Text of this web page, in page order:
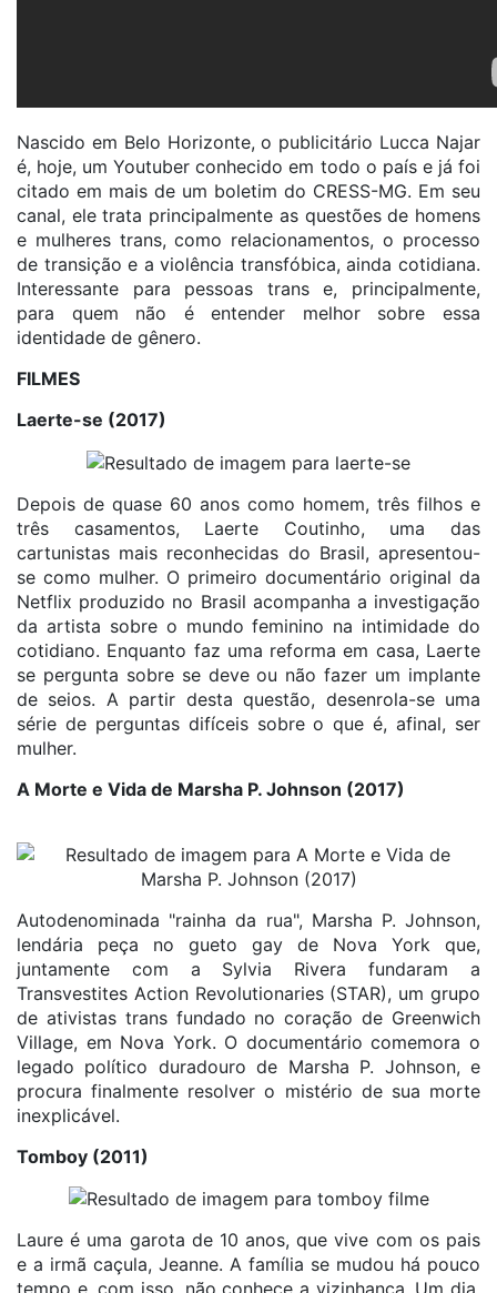
Nascido em Belo Horizonte, o publicitário Lucca Najar
é, hoje, um Youtuber conhecido em todo o país e já foi
citado em mais de um boletim do CRESS-MG. Em seu
canal, ele trata principalmente as questões de homens
e mulheres trans, como relacionamentos, o processo
de transição e a violência transfóbica, ainda cotidiana.
Interessante para pessoas trans e, principalmente,
para quem não é entender melhor sobre essa
identidade de gênero.
FILMES
Laerte-se (2017)
Depois de quase 60 anos como homem, três filhos e
três casamentos, Laerte Coutinho, uma das
cartunistas mais reconhecidas do Brasil, apresentou-
se como mulher. O primeiro documentário original da
Netflix produzido no Brasil acompanha a investigação
da artista sobre o mundo feminino na intimidade do
cotidiano. Enquanto faz uma reforma em casa, Laerte
se pergunta sobre se deve ou não fazer um implante
de seios. A partir desta questão, desenrola-se uma
série de perguntas difíceis sobre o que é, afinal, ser
mulher.
A Morte e Vida de Marsha P. Johnson (2017)
Autodenominada "rainha da rua", Marsha P. Johnson,
lendária peça no gueto gay de Nova York que,
juntamente com a Sylvia Rivera fundaram a
Transvestites Action Revolutionaries (STAR), um grupo
de ativistas trans fundado no coração de Greenwich
Village, em Nova York. O documentário comemora o
legado político duradouro de Marsha P. Johnson, e
procura finalmente resolver o mistério de sua morte
inexplicável.
Tomboy (2011)
Laure é uma garota de 10 anos, que vive com os pais
e a irmã caçula, Jeanne. A família se mudou há pouco